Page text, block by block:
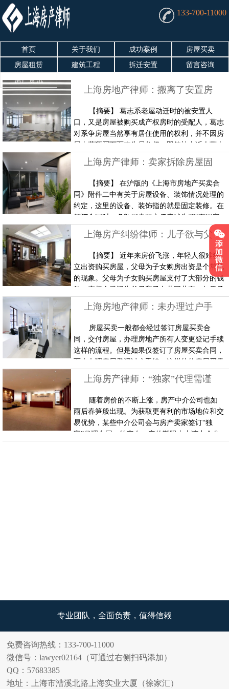
133-700-11000
首页 关于我们 成功案例
房屋买卖
房屋租赁
建筑工程 拆迁安置
留言咨询
房产资讯
上海房地产律师：搬离了安置房屋，是否仍享有居住权？
【摘要】 葛志系老屋动迁时的被安置人
口，又是房屋被购买成产权房时的受配人，葛志
对系争房屋当然享有居住使用的权利，并不因房
屋由葛颖买下而丧失居住权，即使被上诉人葛志
曾搬离系争房屋，并不代表葛志即放弃了系争房
屋的居住使用权。吕梅系葛志得你配偶，长期共
同居住生活，在夫妻关系存续期间吕梅也应享有
居住使用系争房屋的权利。 搬离了安置房屋，
是否仍享有居住权？ 【案情】 葛志与前妻生一
女儿葛……
【摘要】 在沪版的《上海市房地产买卖合
同》附件二中有关于房屋设备、装饰情况处理的
约定，这里的设备、装饰指的就是固定装修。在
签订合同时，多数买卖双方仅表述为“现有固定
设备、装饰”，而不对具体项目进行列明。 当卖
家在交付房屋时如果把一些电器，如热水器、脱
排油烟机等拆走了，买家能起诉要求卖家承担违
约和赔偿责任吗？ 【案情】 上海房产律师曾经
代理过一起房屋买卖纠纷案件，买卖双方之
间……
上海房产纠纷律师：儿子欲与父母分割共有房屋终败诉
【摘要】 近年来房价飞涨，年轻人很难独
立出资购买房屋，父母为子女购房出资是个常见
的现象。父母为子女购买房屋支付了大部分的钱
款，产权人登记为父母和子女共同共有，如果子
女想分家析产，要求独占房屋所有权并给付父母
相应份额的房屋折价补偿款能行吗？ 【案情】
徐某系老徐夫妻的独生儿子。2010年5月老徐夫
妻出资120万购买了某小区房屋一套，为避免今
后的遗产税问题，产权人登记为老徐夫妻和徐
某……
上海房地产律师：未办理过户手续的房屋买卖合同也是有效的
房屋买卖一般都会经过签订房屋买卖合
同，交付房屋，办理房地产所有人变更登记手续
这样的流程。但是如果仅签订了房屋买卖合同，
而未办理房屋登记过户手续，这样的的房屋买卖
行为还有效吗？ 2007年8月15日李某与黄某签订
了一份《房屋买卖合同》，双方约定李某将其所
有的一套房屋转让给黄某，价格为70万元，在年
底前交清房款等内容。合同签订后，黄某将70万
元通过银行转账给了李某，李某也将房屋交……
上海房产律师：“独家”代理需谨慎 “私自”卖房将违约
随着房价的不断上涨，房产中介公司也如
雨后春笋般出现。为获取更有利的市场地位和交
易优势，某些中介公司会与房产卖家签订“独
家”代理合同，约定在一定的期限内由该中介公
专业团队，全面负责，值得信赖
免费咨询热线：133-700-11000
微信号：lawyer02164（可通过右侧扫码添加）
QQ：57683385
地址：上海市漕溪北路上海实业大厦（徐家汇）